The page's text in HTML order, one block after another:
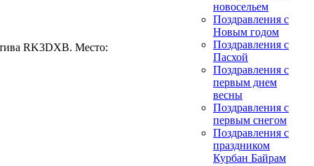
RK3DXB. Место:
новосельем
Поздравления с
Новым годом
Поздравления с
Пасхой
Поздравления с
первым днем
весны
Поздравления с
первым снегом
Поздравления с
праздником
Курбан Байрам